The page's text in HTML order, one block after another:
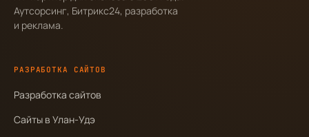
Аутсорсинг, Битрикс24, разработка
и реклама.
РАЗРАБОТКА САЙТОВ
Разработка сайтов
Сайты в Улан-Удэ